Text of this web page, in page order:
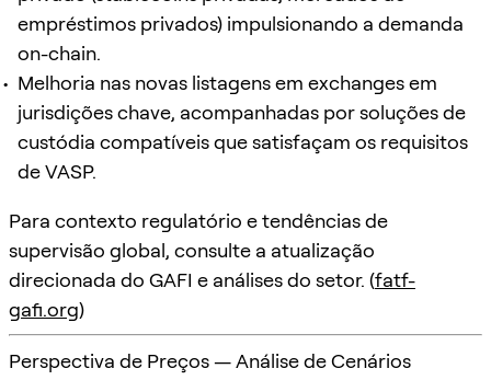
empréstimos privados) impulsionando a demanda
on-chain.
Melhoria nas novas listagens em exchanges em
jurisdições chave, acompanhadas por soluções de
custódia compatíveis que satisfaçam os requisitos
de VASP.
Para contexto regulatório e tendências de
supervisão global, consulte a atualização
direcionada do GAFI e análises do setor. (fatf-
gafi.org)
Perspectiva de Preços — Análise de Cenários